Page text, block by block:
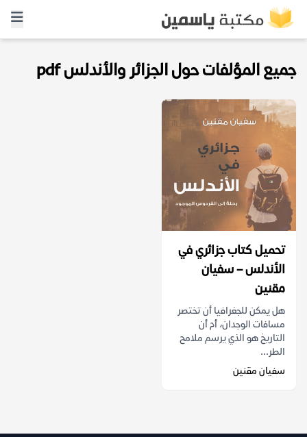
جميع المؤلفات حول الجزائر والأندلس pdf
تحميل كتاب جزائري في
الأندلس – سفيان
مقنين
هل يمكن للجغرافيا أن تختصر
مسافات الوجدان، أم أن
التاريخ هو الذي يرسم ملامح
الطر...
سفيان مقنين